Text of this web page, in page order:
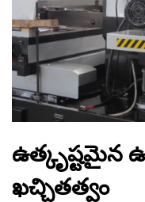
ఉత్కృష్టమైన
ఖచ్చితత్వం